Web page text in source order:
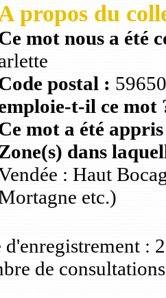
propos du
mot nous a été
postal :
t-il ce mot
mot a été
dans
: Haut
etc.)
d'enregistrement :
de